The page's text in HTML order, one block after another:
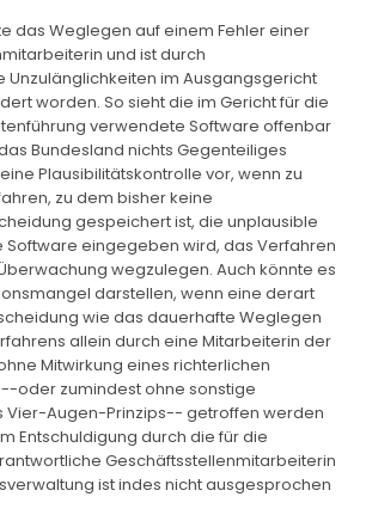
das Weglegen auf einem Fehler einer
und ist durch
Unzulänglichkeiten im Ausgangsgericht
worden. So sieht die im Gericht für die
verwendete Software offenbar
Bundesland nichts Gegenteiliges
Plausibilitätskontrolle vor, wenn zu
zu dem bisher keine
gespeichert ist, die unplausible
Software eingegeben wird, das Verfahren
wegzulegen. Auch könnte es
darstellen, wenn eine derart
wie das dauerhafte Weglegen
allein durch eine Mitarbeiterin der
Mitwirkung eines richterlichen
oder zumindest ohne sonstige
Vier-Augen-Prinzips-- getroffen werden
Entschuldigung durch die für die
Geschäftsstellenmitarbeiterin
ist indes nicht ausgesprochen